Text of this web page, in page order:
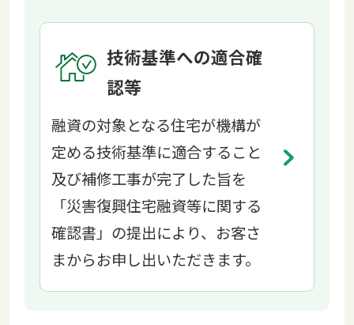
技術基準への適合確
認等
融資の対象となる住宅が機構が
定める技術基準に適合すること
及び補修工事が完了した旨を
「災害復興住宅融資等に関する
確認書」の提出により、お客さ
まからお申し出いただきます。